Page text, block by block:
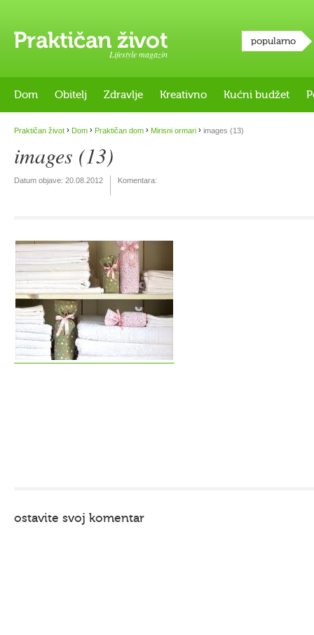
Lifestyle magazin
popularno
Dom Obitelj Zdravlje Kreativno Kućni budžet
Praktičan život › Dom › Praktičan dom › Mirisni ormari › images (13)
images (13)
Datum objave: 20.08.2012 Komentara:
ostavite svoj komentar